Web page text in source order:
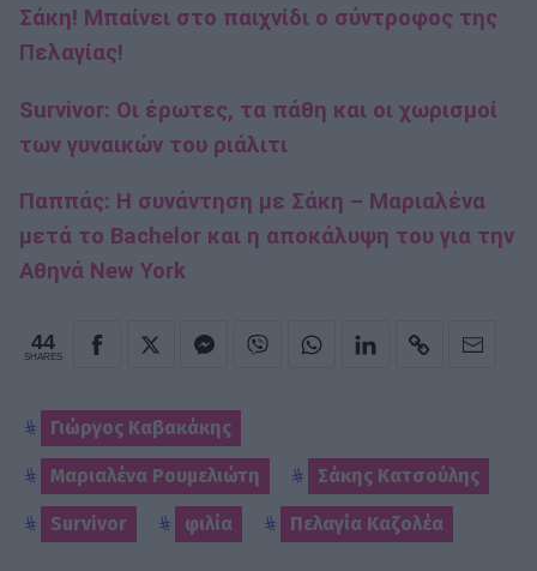
Σάκη! Μπαίνει στο παιχνίδι ο σύντροφος της
Πελαγίας!
Survivor: Οι έρωτες, τα πάθη και οι χωρισμοί
των γυναικών του ριάλιτι
Παππάς: Η συνάντηση με Σάκη – Μαριαλένα
μετά το Bachelor και η αποκάλυψη του για την
Αθηνά New York
44
SHARES
Γιώργος Καβακάκης
Μαριαλένα Ρουμελιώτη Σάκης Κατσούλης
Survivor φιλία Πελαγία Καζολέα